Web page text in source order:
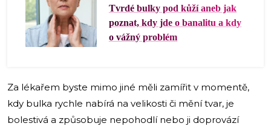
Tvrdé bulky pod kůží aneb jak
poznat, kdy jde o banalitu a kdy
o vážný problém
Za lékařem byste mimo jiné měli zamířit v momentě,
kdy bulka rychle nabírá na velikosti či mění tvar, je
bolestivá a způsobuje nepohodlí nebo ji doprovází